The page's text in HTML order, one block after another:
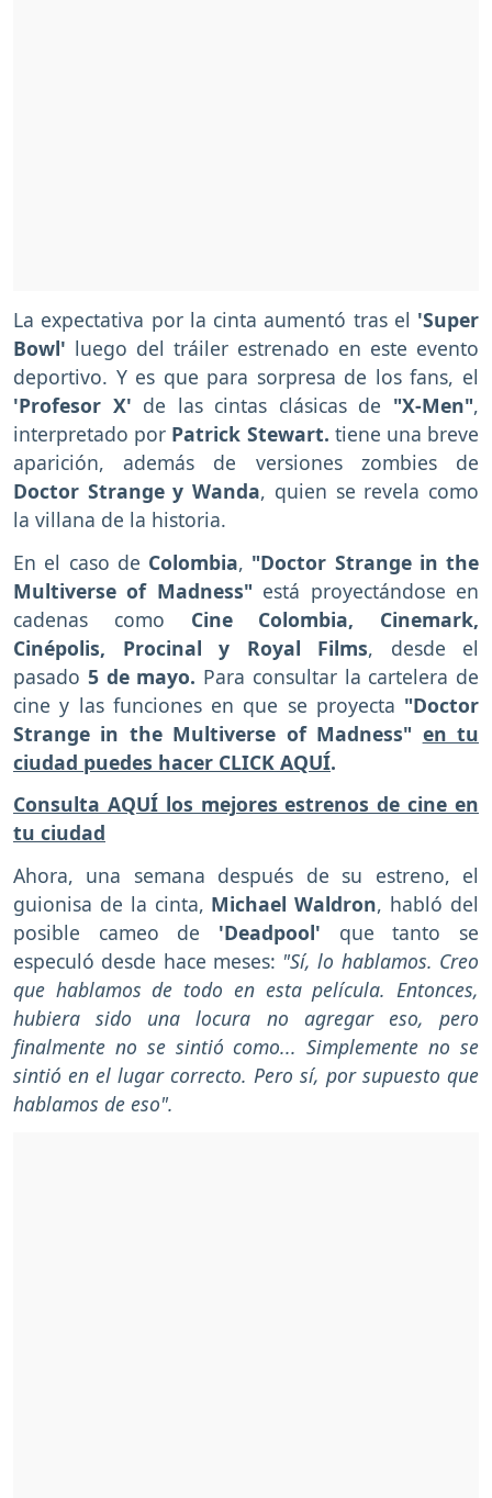
La expectativa por la cinta aumentó tras el 'Super
Bowl' luego del tráiler estrenado en este evento
deportivo. Y es que para sorpresa de los fans, el
'Profesor X' de las cintas clásicas de "X-Men",
interpretado por Patrick Stewart. tiene una breve
aparición, además de versiones zombies de
Doctor Strange y Wanda, quien se revela como
la villana de la historia.
En el caso de Colombia, "Doctor Strange in the
Multiverse of Madness" está proyectándose en
cadenas como Cine Colombia, Cinemark,
Cinépolis, Procinal y Royal Films, desde el
pasado 5 de mayo. Para consultar la cartelera de
cine y las funciones en que se proyecta "Doctor
Strange in the Multiverse of Madness" en tu
ciudad puedes hacer CLICK AQUÍ.
Consulta AQUÍ los mejores estrenos de cine en
tu ciudad
Ahora, una semana después de su estreno, el
guionisa de la cinta, Michael Waldron, habló del
posible cameo de 'Deadpool' que tanto se
especuló desde hace meses: "Sí, lo hablamos. Creo
que hablamos de todo en esta película. Entonces,
hubiera sido una locura no agregar eso, pero
finalmente no se sintió como... Simplemente no se
sintió en el lugar correcto. Pero sí, por supuesto que
hablamos de eso".